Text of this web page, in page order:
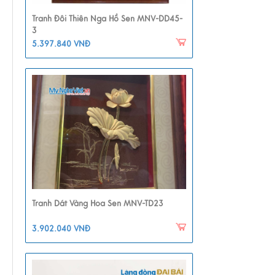
Tranh Đôi Thiên Nga Hồ Sen MNV-DD45-
3
5.397.840 VNĐ
Tranh Dát Vàng Hoa Sen MNV-TD23
3.902.040 VNĐ